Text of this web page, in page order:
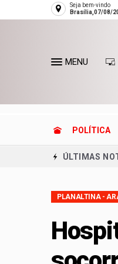
Seja bem-vindo
Brasília,07/08/
MENU
POLÍTICA
ÚLTIMAS
PLANALTINA -